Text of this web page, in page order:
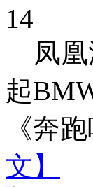
14
凤
起
《奔
文】